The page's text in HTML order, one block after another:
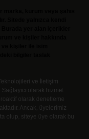
ve İletişim
olarak hizmet
olarak denetleme
Ancak, üyelerimiz
olup, siteye üye olarak bu